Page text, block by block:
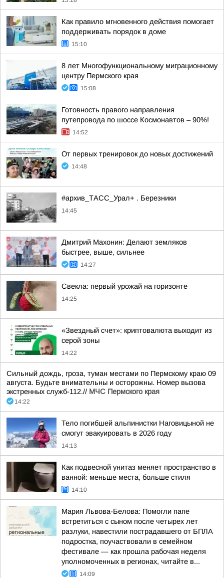
Как правило мгновенного действия помогает
поддерживать порядок в доме
15:10
8 лет Многофункциональному миграционному
центру Пермского края
15:08
Готовность правого направления
путепровода по шоссе Космонавтов – 90%!
14:52
От первых тренировок до новых достижений
14:48
#архив_ТАСС_Урал+ . Березники
14:45
Дмитрий Махонин: Делают земляков
быстрее, выше, сильнее
14:27
Свекла: первый урожай на горизонте
14:25
«Звездный счет»: криптовалюта выходит из
серой зоны
14:22
Сильный дождь, гроза, туман местами по Пермскому краю 09
августа. Будьте внимательны и осторожны. Номер вызова
экстренных служб-112.// МЧС Пермского края
14:22
Тело погибшей альпинистки Наговицыной не
смогут эвакуировать в 2026 году
14:13
Как подвесной унитаз меняет пространство в
ванной: меньше места, больше стиля
14:10
Мария Львова-Белова: Помогли папе
встретиться с сыном после четырех лет
разлуки, навестили пострадавшего от БПЛА
подростка, поучаствовали в семейном
фестивале — как прошла рабочая неделя
уполномоченных в регионах, читайте в...
14:09